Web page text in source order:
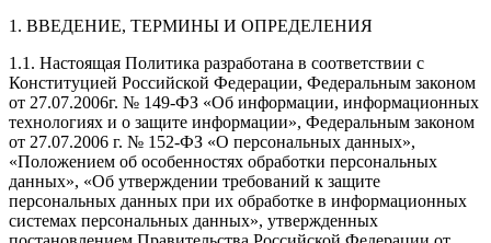
1. ВВЕДЕНИЕ, ТЕРМИНЫ И ОПРЕДЕЛЕНИЯ
1.1. Настоящая Политика разработана в соответствии с
Конституцией Российской Федерации, Федеральным законом
от 27.07.2006г. № 149-ФЗ «Об информации, информационных
технологиях и о защите информации», Федеральным законом
от 27.07.2006 г. № 152-ФЗ «О персональных данных»,
«Положением об особенностях обработки персональных
данных», «Об утверждении требований к защите
персональных данных при их обработке в информационных
системах персональных данных», утвержденных